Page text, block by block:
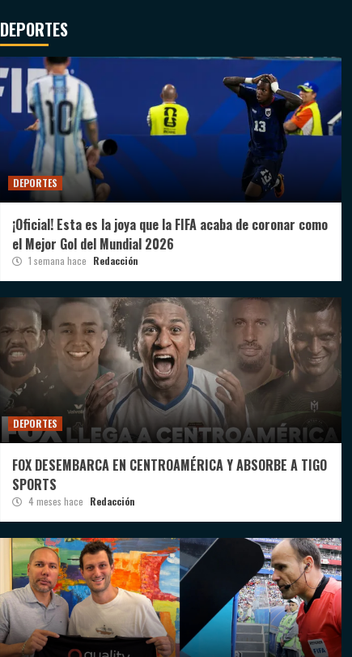
DEPORTES
DEPORTES
¡Oficial! Esta es la joya que la FIFA acaba de coronar como
el Mejor Gol del Mundial 2026
1 semana hace Redacción
DEPORTES
FOX DESEMBARCA EN CENTROAMÉRICA Y ABSORBE A TIGO
SPORTS
4 meses hace Redacción